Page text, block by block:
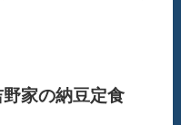
家の納豆定食